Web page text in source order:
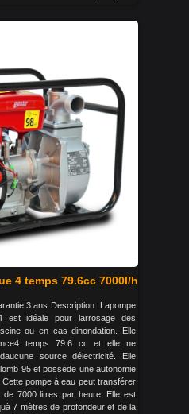
4 temps 79.6cc 7000l/h
ans Description: Lapompe
est idéale pour larrosage des
ou en cas dinondation. Elle
temps 79.6 cc et elle ne
source délectricité. Elle
95 et possède une autonomie
pompe à eau peut transférer
7000 litres par heure. Elle est
7 mètres de profondeur et de la